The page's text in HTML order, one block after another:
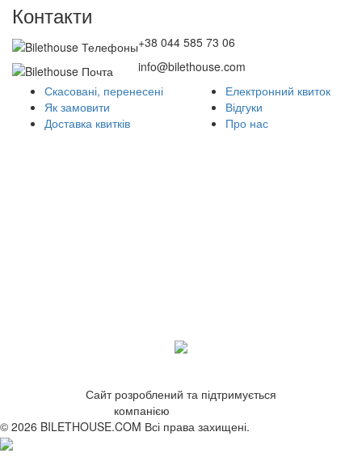
Контакти
+38 044 585 73 06
info@bilethouse.com
Скасовані, перенесені
Як замовити
Доставка квитків
Електронний квиток
Відгуки
Про нас
Сайт розроблений та підтримується
компанією
© 2026 BILETHOUSE.COM Всі права захищені.